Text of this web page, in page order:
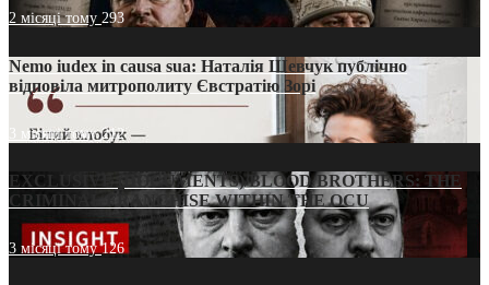
2 місяці тому 293
Nemo iudex in causa sua: Наталія Шевчук публічно
відповіла митрополиту Євстратію Зорі
3 місяці тому212
EXCLUSIVE (DOCUMENTS)/BLOOD BROTHERS: THE
CRIMINAL FRANCHISE WITHIN THE OCU
3 місяці тому126